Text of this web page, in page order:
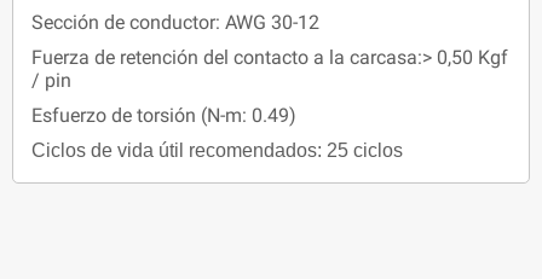
Sección de conductor: AWG 30-12
Fuerza de retención del contacto a la carcasa:> 0,50 Kgf
/ pin
Esfuerzo de torsión (N-m: 0.49)
Ciclos de vida útil recomendados: 25 ciclos